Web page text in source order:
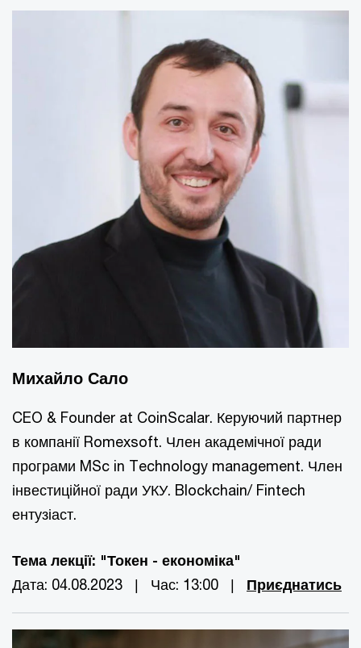
Михайло Сало
CEO & Founder at CoinScalar. Керуючий партнер
в компанії Romexsoft. Член академічної ради
програми MSc in Technology management. Член
інвестиційної ради УКУ. Blockchain/ Fintech
ентузіаст.
Тема лекції: "Токен - економіка"
Дата: 04.08.2023 | Час: 13:00 | Приєднатись